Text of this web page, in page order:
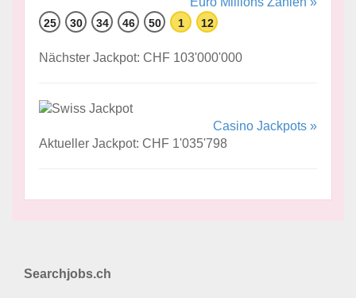
25 30 34 46 50 1 12
Nächster Jackpot: CHF 103'000'000
Casino Jackpots »
Aktueller Jackpot: CHF 1'035'798
Searchjobs.ch